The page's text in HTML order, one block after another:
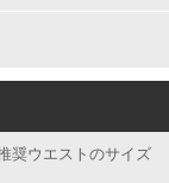
奨ウエストのサイズ